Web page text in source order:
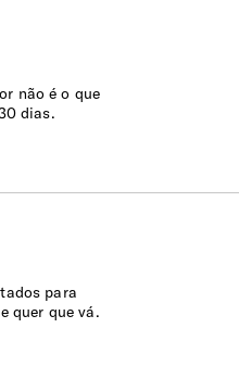
não é o que
dias.
para
quer que vá.